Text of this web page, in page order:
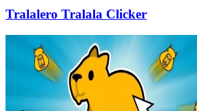
Tralalero Tralala Clicker